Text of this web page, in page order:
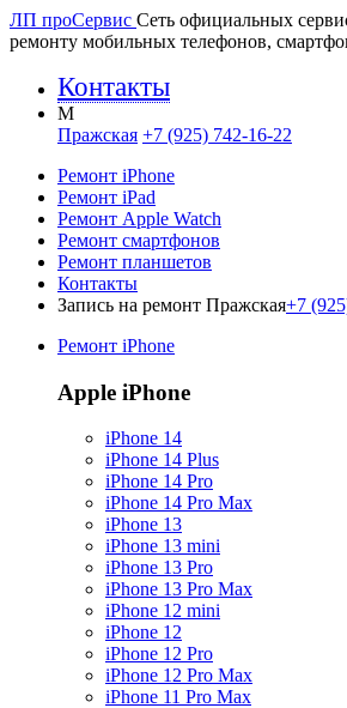
ЛП проСервис Сеть официальных
ремонту мобильных телефонов,
Контакты
M
Пражская +7 (925) 742-16-22
Ремонт iPhone
Ремонт iPad
Ремонт Apple Watch
Ремонт смартфонов
Ремонт планшетов
Контакты
Запись на ремонт Пражская+7
Ремонт iPhone
Apple iPhone
iPhone 14
iPhone 14 Plus
iPhone 14 Pro
iPhone 14 Pro Max
iPhone 13
iPhone 13 mini
iPhone 13 Pro
iPhone 13 Pro Max
iPhone 12 mini
iPhone 12
iPhone 12 Pro
iPhone 12 Pro Max
iPhone 11 Pro Max